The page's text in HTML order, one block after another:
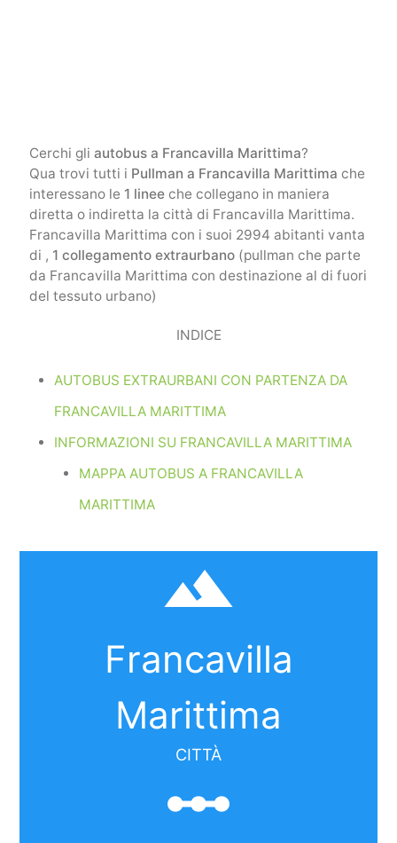
Cerchi gli autobus a Francavilla Marittima?
Qua trovi tutti i Pullman a Francavilla Marittima che
interessano le 1 lineeche collegano in maniera
diretta o indiretta la città di Francavilla Marittima.
Francavilla Marittima con i suoi 2994 abitanti vanta
di , 1 collegamento extraurbano(pullman che parte
da Francavilla Marittima con destinazione al di fuori
del tessuto urbano)
INDICE
AUTOBUS EXTRAURBANI CON PARTENZA DA
FRANCAVILLA MARITTIMA
INFORMAZIONI SU FRANCAVILLA MARITTIMA
MAPPA AUTOBUS A FRANCAVILLA
MARITTIMA
filter_hdr
Francavilla
Marittima
CITTÀ
linear_scale